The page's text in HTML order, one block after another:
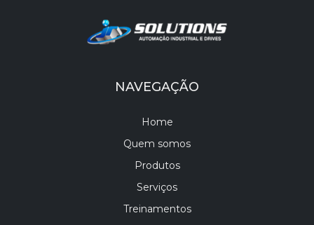
NAVEGAÇÃO
Home
Quem somos
Produtos
Serviços
Treinamentos